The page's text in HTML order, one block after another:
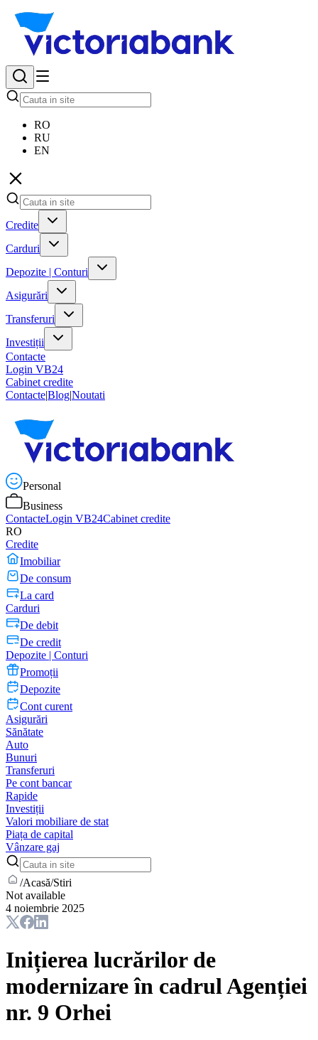
RO
RU
EN
Credite
Carduri
Depozite | Conturi
Asigurări
Transferuri
Investiții
Contacte
Login VB24
Cabinet credite
Contacte|Blog|Noutati
Personal
Business
ContacteLogin VB24Cabinet credite
RO
Credite
Imobiliar
De consum
La card
Carduri
De debit
De credit
Depozite | Conturi
Promoții
Depozite
Cont curent
Asigurări
Sănătate
Auto
Bunuri
Transferuri
Pe cont bancar
Rapide
Investiții
Valori mobiliare de stat
Piața de capital
Vânzare gaj
/Acasă/Stiri
Not available
4 noiembrie 2025
Inițierea lucrărilor de
modernizare în cadrul Agenției
nr. 9 Orhei